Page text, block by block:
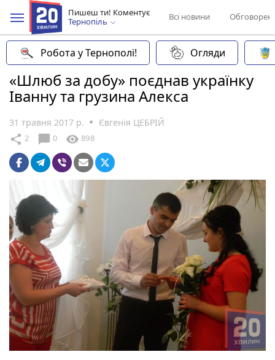
Пишеш ти! Коментує
Тернопіль
Всі новини
Робота у Тернополі! Огляди
«Шлюб за добу» поєднав українку
Іванну та грузина Алекса
31 травня 2017 р. Євгенія ЦЕБРІЙ
share 2 chat_bubble 0 visibility 898